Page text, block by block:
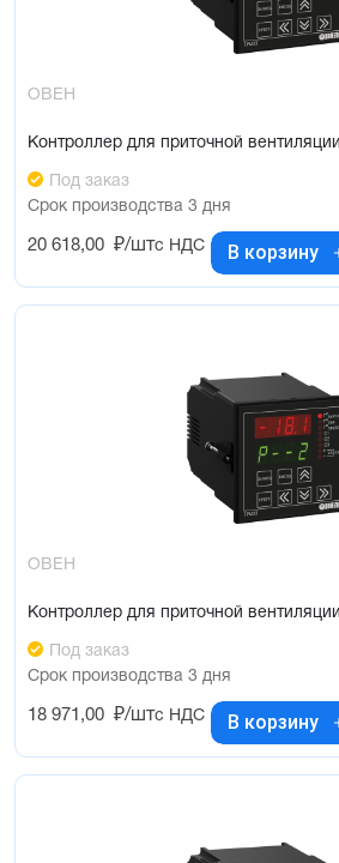
ОВЕН
Контроллер для приточной
Под заказ
Срок производства 3 дня
20 618,00 ₽/штс НДС В корзину
ОВЕН
Контроллер для приточной
Под заказ
Срок производства 3 дня
18 971,00 ₽/штс НДС В корзину